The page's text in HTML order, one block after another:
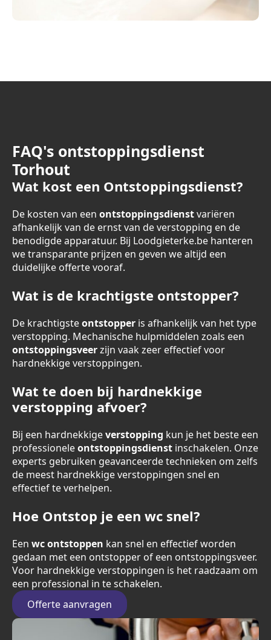
FAQ's ontstoppingsdienst
Torhout
Wat kost een Ontstoppingsdienst?
De kosten van een ontstoppingsdienstvariëren
afhankelijk van de ernst van de verstopping en de
benodigde apparatuur. Bij Loodgieterke.be hanteren
we transparante prijzen en geven we altijd een
duidelijke offerte vooraf.
Wat is de krachtigste ontstopper?
De krachtigsteontstopper is afhankelijk van het type
verstopping. Mechanische hulpmiddelen zoals een
ontstoppingsveerzijn vaak zeer effectief voor
hardnekkige verstoppingen.
Wat te doen bij hardnekkige
verstopping afvoer?
Bij een hardnekkigeverstopping kun je het beste een
professioneleontstoppingsdienst inschakelen. Onze
experts gebruiken geavanceerde technieken om zelfs
de meest hardnekkige verstoppingen snel en
effectief te verhelpen.
Hoe Ontstop je een wc snel?
Een wc ontstoppen kan snel en effectief worden
gedaan met een ontstopper of een ontstoppingsveer.
Voor hardnekkige verstoppingen is het raadzaam om
een professional in te schakelen.
Offerte aanvragen